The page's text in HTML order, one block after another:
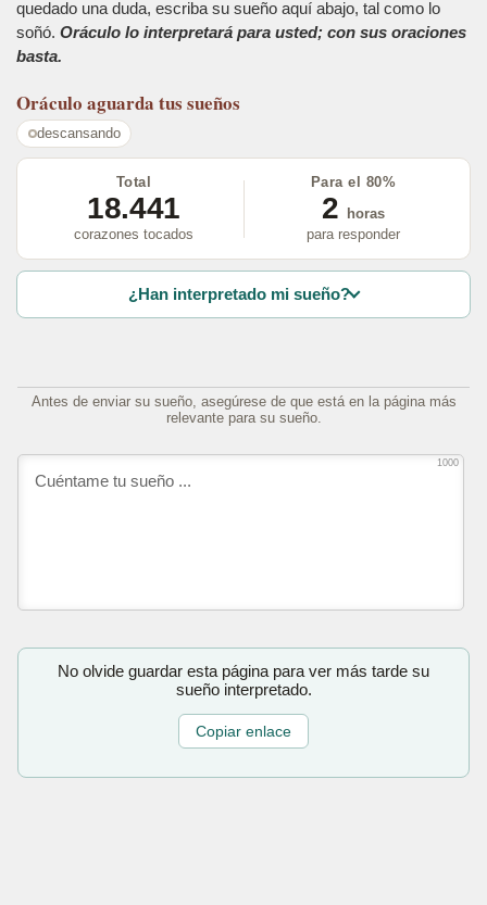
quedado una duda, escriba su sueño aquí abajo, tal como lo
soñó. Oráculo lo interpretará para usted; con sus oraciones
basta.
Oráculo aguarda tus sueños
descansando
Total
18.441
corazones tocados
Para el 80%
2
horas
para responder
¿Han interpretado mi sueño?
Antes de enviar su sueño, asegúrese de que está en la página más
relevante para su sueño.
1000
No olvide guardar esta página para ver más tarde su
sueño interpretado.
Copiar enlace